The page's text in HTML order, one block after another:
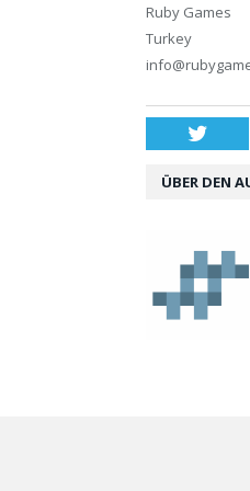
Ruby Games
Turkey
ÜBER DEN